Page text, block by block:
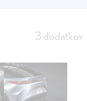
3 dodatkov